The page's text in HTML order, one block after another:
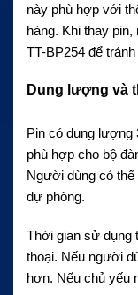
này phù hợp với
hàng. Khi thay
TT-BP254 để
Dung lượng và
Pin có dung
phù hợp cho bộ
Người dùng có thể
dự phòng.
Thời gian sử dụng
thoại. Nếu người
hơn. Nếu chủ yếu